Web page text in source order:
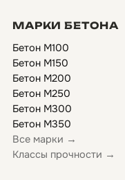
МАРКИ БЕТОНА
Бетон М100
Бетон М150
Бетон М200
Бетон М250
Бетон М300
Бетон М350
Все марки →
Классы прочности →